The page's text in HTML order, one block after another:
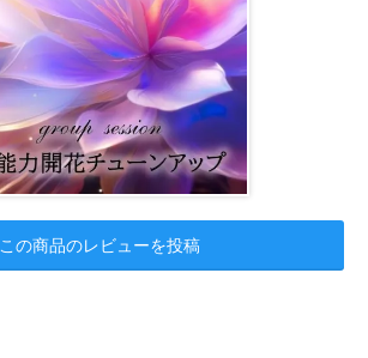
この商品のレビューを投稿